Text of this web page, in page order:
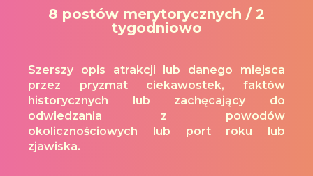
8 postów merytorycznych / 2
tygodniowo
Szerszy opis atrakcji lub danego miejsca
przez pryzmat ciekawostek, faktów
historycznych lub zachęcający do
odwiedzania z powodów
okolicznościowych lub port roku lub
zjawiska.